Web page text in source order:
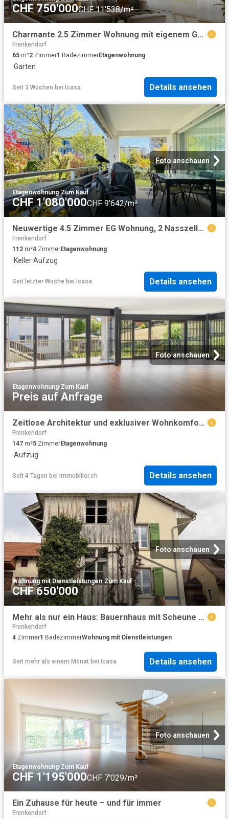
CHF 750'000CHF 11'538/m²
Charmante 2.5 Zimmer Wohnung mit eigenem Garten in Dornach
Frenkendorf
65 m²2 Zimmer1 BadezimmerEtagenwohnung
·Garten
Seit 3 Wochen bei Icasa Details ansehen
Foto anschauen
Etagenwohnung·Zum Kauf
CHF 1'080'000CHF 9'642/m²
Neuwertige 4.5 Zimmer EG Wohnung, 2 Nasszellen, Loggia, Gartenanteil, Lift, Keller und 1 AEHP
Frenkendorf
112 m²4 ZimmerEtagenwohnung
·Keller·Aufzug
Seit letzter Woche bei Icasa Details ansehen
Foto anschauen
Etagenwohnung·Zum Kauf
Preis auf Anfrage
Zeitlose Architektur und exklusiver Wohnkomfort in Magden
Frenkendorf
147 m²5 ZimmerEtagenwohnung
·Aufzug
Seit 4 Tagen bei immobilier.ch Details ansehen
Foto anschauen
Wohnung mit Dienstleistungen·Zum Kauf
CHF 650'000
Mehr als nur ein Haus: Bauernhaus mit Scheune und unbegrenzten Möglichkeiten
Frenkendorf
4 Zimmer1 BadezimmerWohnung mit Dienstleistungen
Seit mehr als einem Monat bei Icasa Details ansehen
Foto anschauen
Etagenwohnung·Zum Kauf
CHF 1'195'000CHF 7'029/m²
Ein Zuhause für heute – und für immer
Frenkendorf